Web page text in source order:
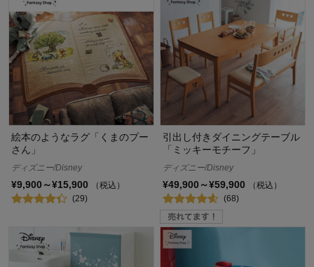
絵本のようなラグ「くまのプー
さん」
ディズニー/Disney
¥9,900～¥15,900
（税込）
(29)
引出し付きダイニングテーブル
「ミッキーモチーフ」
ディズニー/Disney
¥49,900～¥59,900
（税込）
(68)